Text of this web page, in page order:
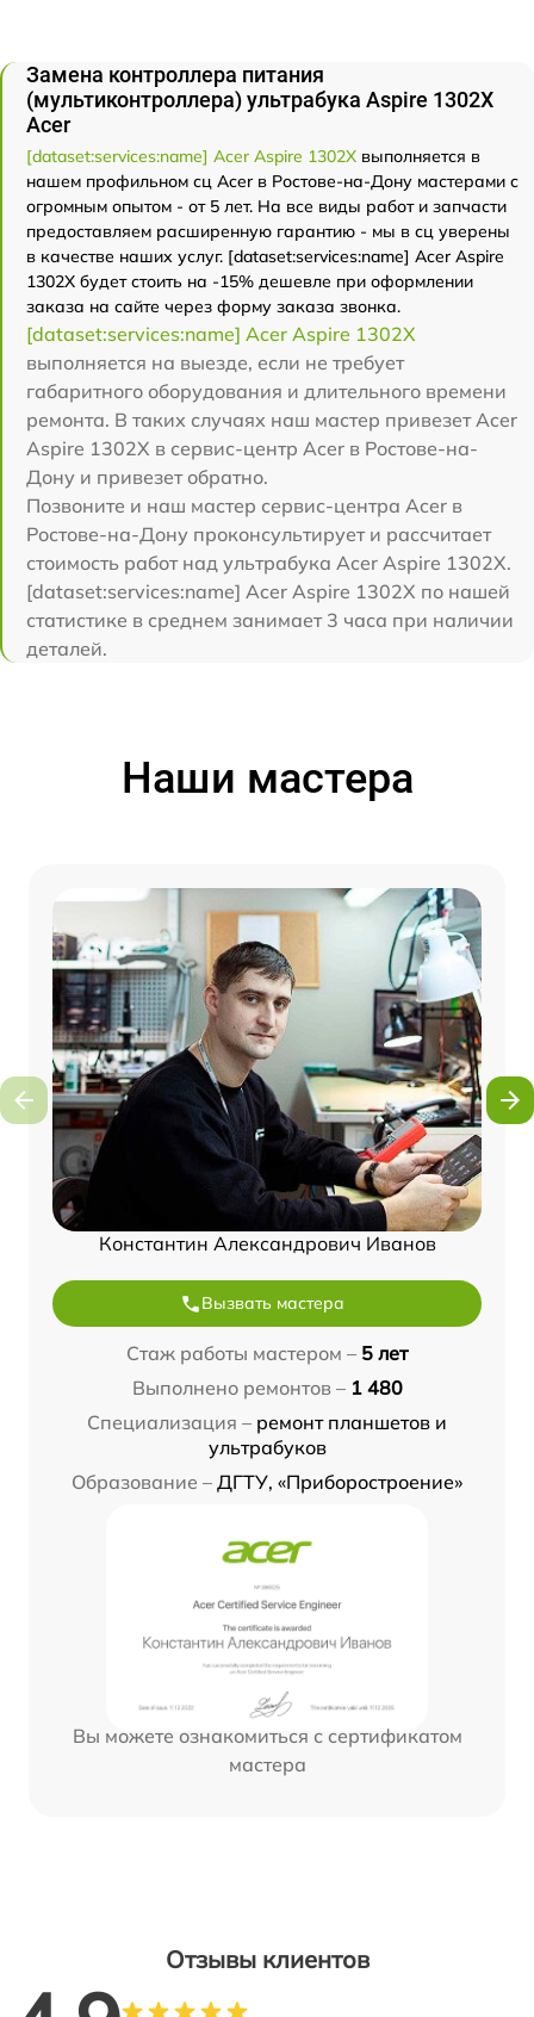
Замена контроллера питания
(мультиконтроллера) ультрабука Aspire 1302X
Acer
[dataset:services:name] Acer Aspire 1302X выполняется в
нашем профильном сц Acer в Ростове-на-Дону мастерами с
огромным опытом - от 5 лет. На все виды работ и запчасти
предоставляем расширенную гарантию - мы в сц уверены
в качестве наших услуг. [dataset:services:name] Acer Aspire
1302X будет стоить на -15% дешевле при оформлении
заказа на сайте через форму заказа звонка.
[dataset:services:name] Acer Aspire 1302X
выполняется на выезде, если не требует
габаритного оборудования и длительного времени
ремонта. В таких случаях наш мастер привезет Acer
Aspire 1302X в сервис-центр Acer в Ростове-на-
Дону и привезет обратно.
Позвоните и наш мастер сервис-центра Acer в
Ростове-на-Дону проконсультирует и рассчитает
стоимость работ над ультрабука Acer Aspire 1302X.
[dataset:services:name] Acer Aspire 1302X по нашей
статистике в среднем занимает 3 часа при наличии
деталей.
Наши мастера
Константин Александрович Иванов
Вызвать мастера
Стаж работы мастером – 5 лет
Выполнено ремонтов – 1 480
Специализация – ремонт планшетов и
ультрабуков
Образование – ДГТУ, «Приборостроение»
Вы можете ознакомиться с сертификатом
мастера
Отзывы клиентов